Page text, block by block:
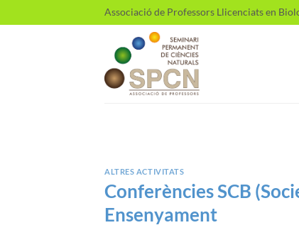
to
Associació de Professors Llicenciats en
ALTRES ACTIVITATS
Conferències SCB
Ensenyament